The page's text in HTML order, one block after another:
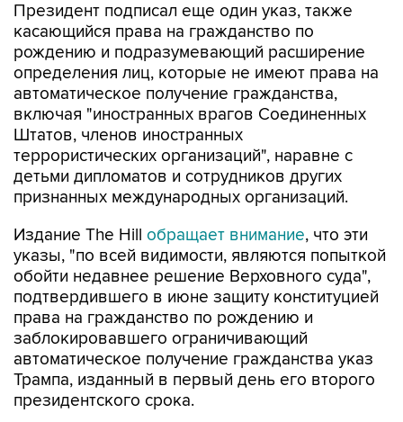
Президент подписал еще один указ, также
касающийся права на гражданство по
рождению и подразумевающий расширение
определения лиц, которые не имеют права на
автоматическое получение гражданства,
включая "иностранных врагов Соединенных
Штатов, членов иностранных
террористических организаций", наравне с
детьми дипломатов и сотрудников других
признанных международных организаций.
Издание The Hill обращает внимание, что эти
указы, "по всей видимости, являются попыткой
обойти недавнее решение Верховного суда",
подтвердившего в июне защиту конституцией
права на гражданство по рождению и
заблокировавшего ограничивающий
автоматическое получение гражданства указ
Трампа, изданный в первый день его второго
президентского срока.